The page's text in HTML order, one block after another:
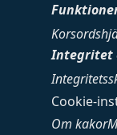
Integritet
Cookie-
Om kakor